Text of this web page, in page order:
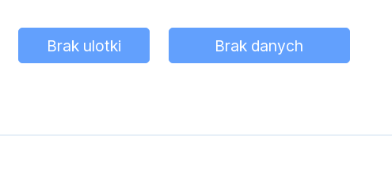
Brak ulotki Brak danych